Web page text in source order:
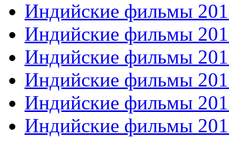
Индийские фильмы
Индийские фильмы
Индийские фильмы
Индийские фильмы
Индийские фильмы
Индийские фильмы